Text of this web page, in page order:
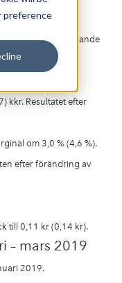
preference
165) kkr motsvarande
kkr. Resultatet efter
om 3,0 % (4,6 %).
efter förändring av
till 0,11 kr (0,14 kr).
– mars 2019
2019.